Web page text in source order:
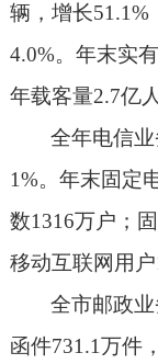
辆，增长51.1%
4.0%。年末实
年载客量2.7亿
全年电信业
1%。年末固定
数1316万户；
移动互联网用户
全市邮政业
函件731.1万件